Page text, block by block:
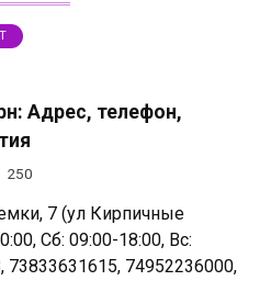
Адрес, телефон,
250
7 (ул Кирпичные
Сб: 09:00-18:00, Вс:
74952236000,